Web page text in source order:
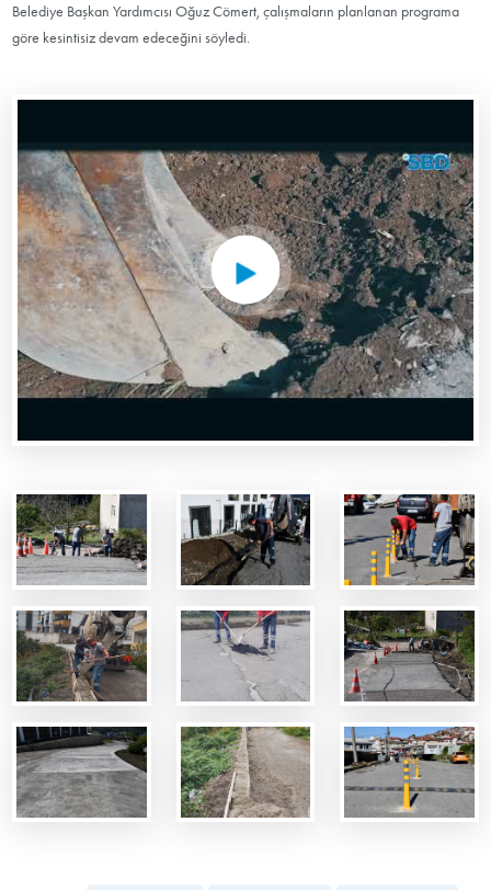
Belediye Başkan Yardımcısı Oğuz Cömert, çalışmaların planlanan programa
göre kesintisiz devam edeceğini söyledi.